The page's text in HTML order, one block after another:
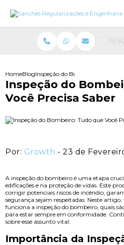
HomeBlogInspeção do Bombeiro: Tudo que
Inspeção do
Você Precisa Saber
Por: Growth - 23 de
A inspeção do bombeiro é uma etapa
edificações e na proteção de vidas. Este
corrigir potenciais riscos de incêndio,
segurança sejam respeitadas. Neste
funciona a inspeção do bombeiro, quais
para estar sempre em conformidade.
sobre esse assunto vital.
Importância da